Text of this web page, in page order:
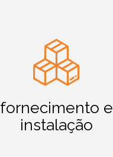
fornecimento e
instalação